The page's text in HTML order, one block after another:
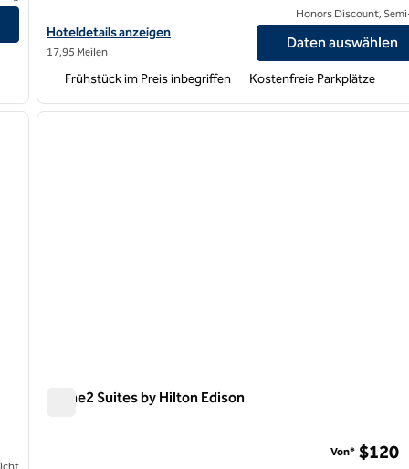
Hoteldetails für Home2 Suites by Hilton Rahway, New Jersey
Hoteldetails anzeigen
17,95 Meilen
Honors Discount,
Daten auswählen
Frühstück im Preis inbegriffen Kostenfreie Parkplätze
nächstes Bild
1 von 12
Home2 Suites by Hilton Edison
Von* $120